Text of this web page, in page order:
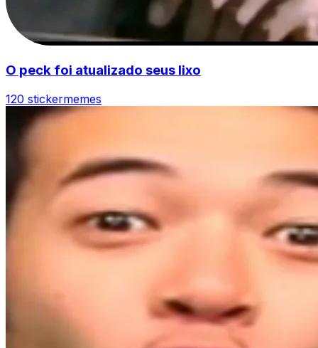
O peck foi atualizado seus lixo
120 stickermemes